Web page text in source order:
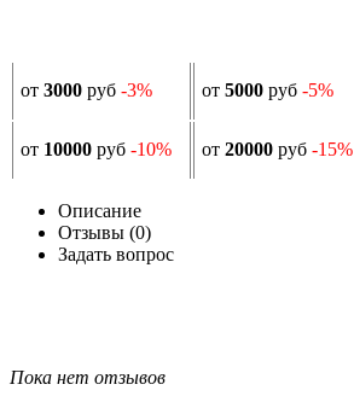
от 3000 руб -3% от 5000 руб -5%
от 10000 руб -10% от 20000 руб -15%
Описание
Отзывы (0)
Задать вопрос
Пока нет отзывов